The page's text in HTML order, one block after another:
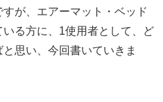
が、エアーマット・ベッド
る方に、1使用者として、
ど
思い、今回書いていきま